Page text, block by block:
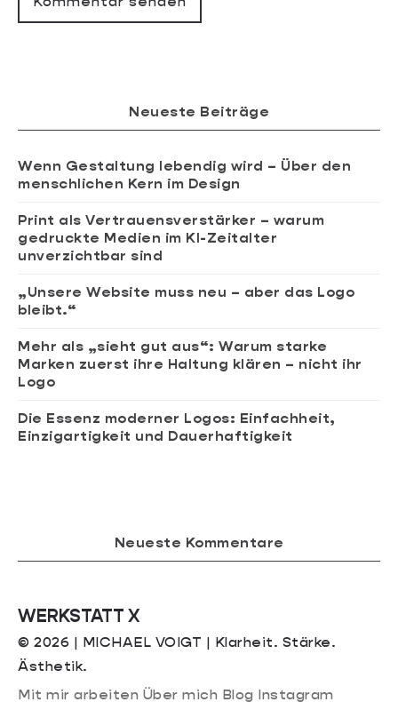
Neueste Beiträge
Wenn Gestaltung lebendig wird – Über den
menschlichen Kern im Design
Print als Vertrauensverstärker – warum
gedruckte Medien im KI-Zeitalter
unverzichtbar sind
„Unsere Website muss neu – aber das Logo
bleibt.“
Mehr als „sieht gut aus“: Warum starke
Marken zuerst ihre Haltung klären – nicht ihr
Logo
Die Essenz moderner Logos: Einfachheit,
Einzigartigkeit und Dauerhaftigkeit
Neueste Kommentare
WERKSTATT X
© 2026 | MICHAEL VOIGT | Klarheit. Stärke.
Ästhetik.
Mit mir arbeiten Über mich Blog Instagram